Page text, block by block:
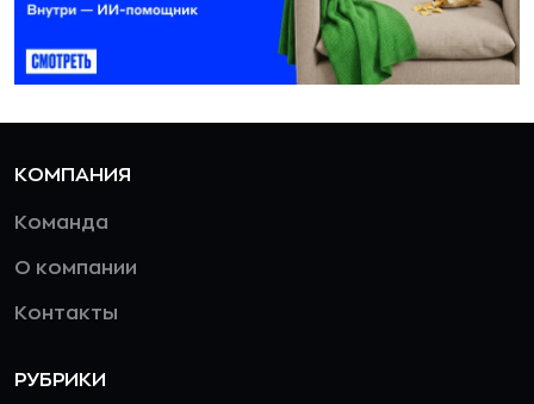
КОМПАНИЯ
Команда
О компании
Контакты
РУБРИКИ